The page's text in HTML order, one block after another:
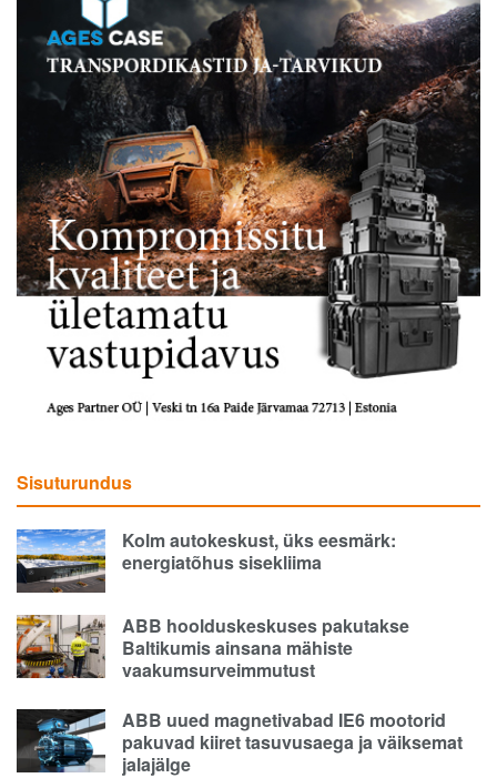
Sisuturundus
Kolm autokeskust, üks eesmärk:
energiatõhus sisekliima
ABB hoolduskeskuses pakutakse
Baltikumis ainsana mähiste
vaakumsurveimmutust
ABB uued magnetivabad IE6 mootorid
pakuvad kiiret tasuvusaega ja väiksemat
jalajälge